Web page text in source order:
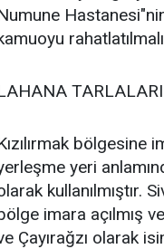
bölgesine
yeri
kullanılmıştır.
imara açılmış
Çayırağzı olarak